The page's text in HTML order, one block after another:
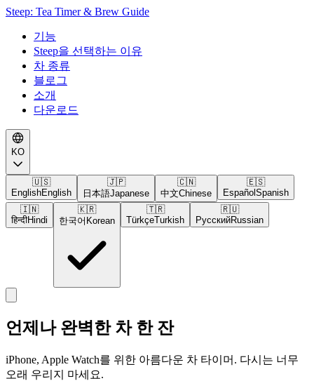
Steep: Tea Timer & Brew Guide
기능
Steep을 선택하는 이유
차 종류
블로그
소개
다운로드
KO
🇺🇸
EnglishEnglish
🇯🇵
日本語Japanese
🇨🇳
中文Chinese
🇪🇸
Español Spanish
🇮🇳
हिन्दीHindi
🇰🇷
한국어 Korean
🇹🇷
TürkçeTurkish
🇷🇺
РусскийRussian
언제나 완벽한 차 한 잔
iPhone, Apple Watch를 위한 아름다운 차 타이머. 다시는 너무
오래 우리지 마세요.